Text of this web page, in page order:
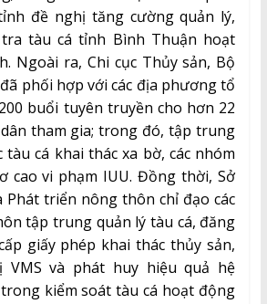
đề nghị tăng cường quản lý,
tàu cá tỉnh Bình Thuận hoạt
Ngoài ra, Chi cục Thủy sản, Bộ
phối hợp với các địa phương tổ
buổi tuyên truyền cho hơn 22
tham gia; trong đó, tập trung
cá khai thác xa bờ, các nhóm
cao vi phạm IUU. Đồng thời, Sở
Phát triển nông thôn chỉ đạo các
tập trung quản lý tàu cá, đăng
giấy phép khai thác thủy sản,
và phát huy hiệu quả hệ
kiểm soát tàu cá hoạt động